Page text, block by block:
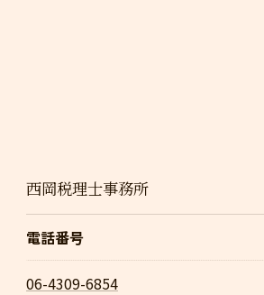
西岡税理士事務所
電話番号
06-4309-6854